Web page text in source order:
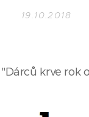
19.10.2018
krve rok